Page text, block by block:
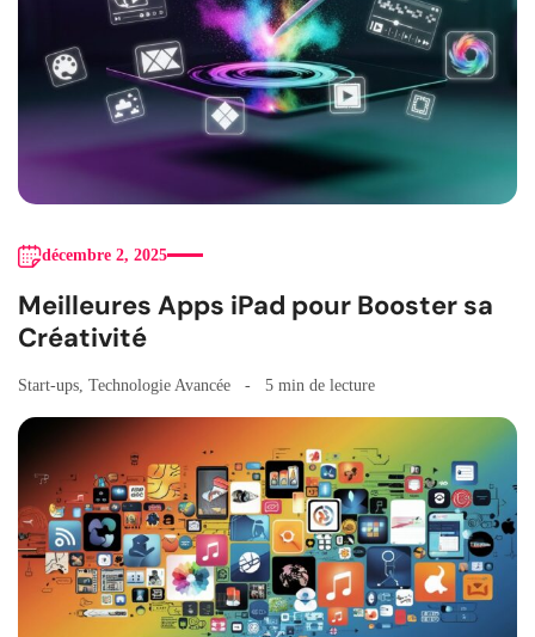
décembre 2, 2025
Meilleures Apps iPad pour Booster sa
Créativité
Start-ups Technologie Avancée 5 min de lecture